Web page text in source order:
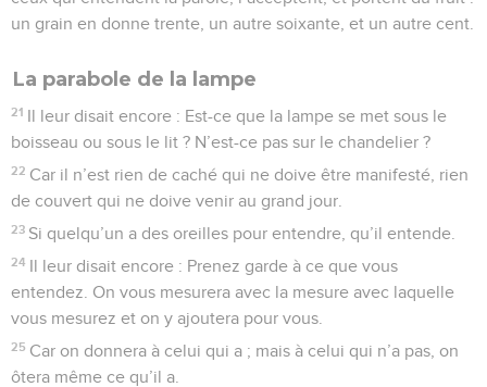
un grain en donne trente, un autre soixante, et un autre cent.
La parabole de la lampe
21 Il leur disait encore : Est-ce que la lampe se met sous le
boisseau ou sous le lit ? N’est-ce pas sur le chandelier ?
22 Car il n’est rien de caché qui ne doive être manifesté, rien
de couvert qui ne doive venir au grand jour.
23 Si quelqu’un a des oreilles pour entendre, qu’il entende.
24 Il leur disait encore : Prenez garde à ce que vous
entendez. On vous mesurera avec la mesure avec laquelle
vous mesurez et on y ajoutera pour vous.
25 Car on donnera à celui qui a ; mais à celui qui n’a pas, on
ôtera même ce qu’il a.